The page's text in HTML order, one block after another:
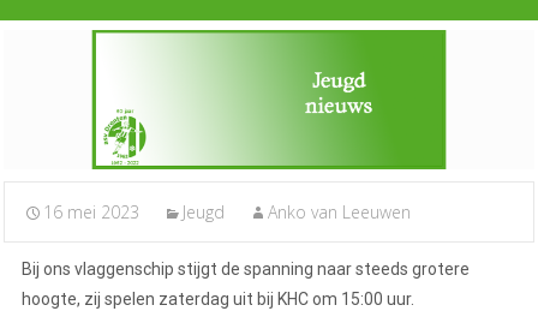
16 mei 2023 Jeugd Anko van Leeuwen
Bij ons vlaggenschip stijgt de spanning naar steeds grotere
hoogte, zij spelen zaterdag uit bij KHC om 15:00 uur.